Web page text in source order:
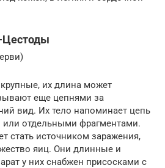
Цестоды
их длина может
еще цепнями за
вид. Их тело напоминает цепь
отдельными фрагментами.
стать источником заражения,
яиц. Они длинные и
у них снабжен присосками с